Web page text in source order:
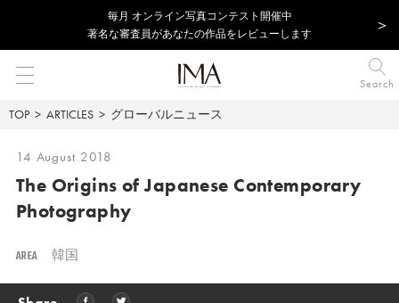
毎⽉ オンライン写真コンテスト開催中
著名な審査員があなたの作品をレビューします
Search
TOP ARTICLES グローバルニュース
14 August 2018
The Origins of Japanese Contemporary
Photography
AREA 韓国